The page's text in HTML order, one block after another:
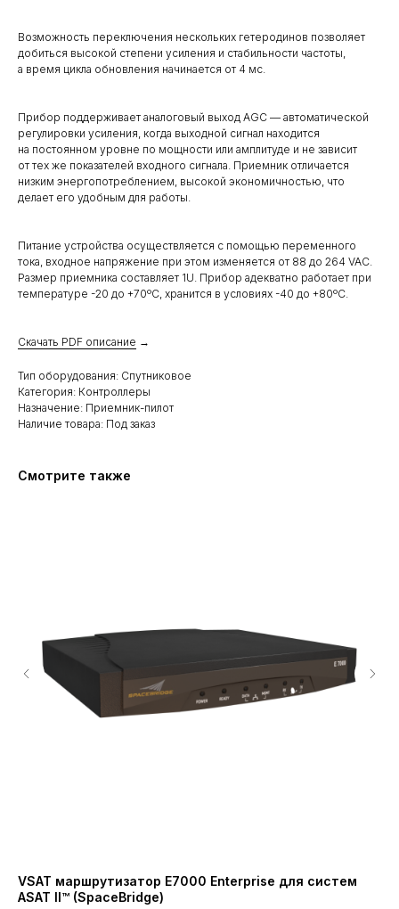
Возможность переключения нескольких гетеродинов позволяет
добиться высокой степени усиления и стабильности частоты,
а время цикла обновления начинается от 4 мс.
Прибор поддерживает аналоговый выход AGC — автоматической
регулировки усиления, когда выходной сигнал находится
на постоянном уровне по мощности или амплитуде и не зависит
от тех же показателей входного сигнала. Приемник отличается
низким энергопотреблением, высокой экономичностью, что
делает его удобным для работы.
Питание устройства осуществляется с помощью переменного
тока, входное напряжение при этом изменяется от 88 до 264 VAC.
Размер приемника составляет 1U. Прибор адекватно работает при
температуре -20 до +70ºC, хранится в условиях -40 до +80ºC.
Скачать PDF описание →
Тип оборудования: Спутниковое
Категория: Контроллеры
Назначение: Приемник-пилот
Наличие товара: Под заказ
Смотрите также
VSAT маршрутизатор E7000 Enterprise для систем
ASAT II™ (SpaceBridge)